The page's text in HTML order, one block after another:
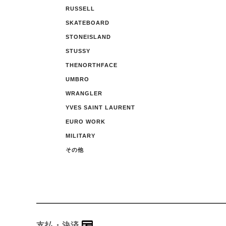
RUSSELL
SKATEBOARD
STONEISLAND
STUSSY
THENORTHFACE
UMBRO
WRANGLER
YVES SAINT LAURENT
EURO WORK
MILITARY
その他